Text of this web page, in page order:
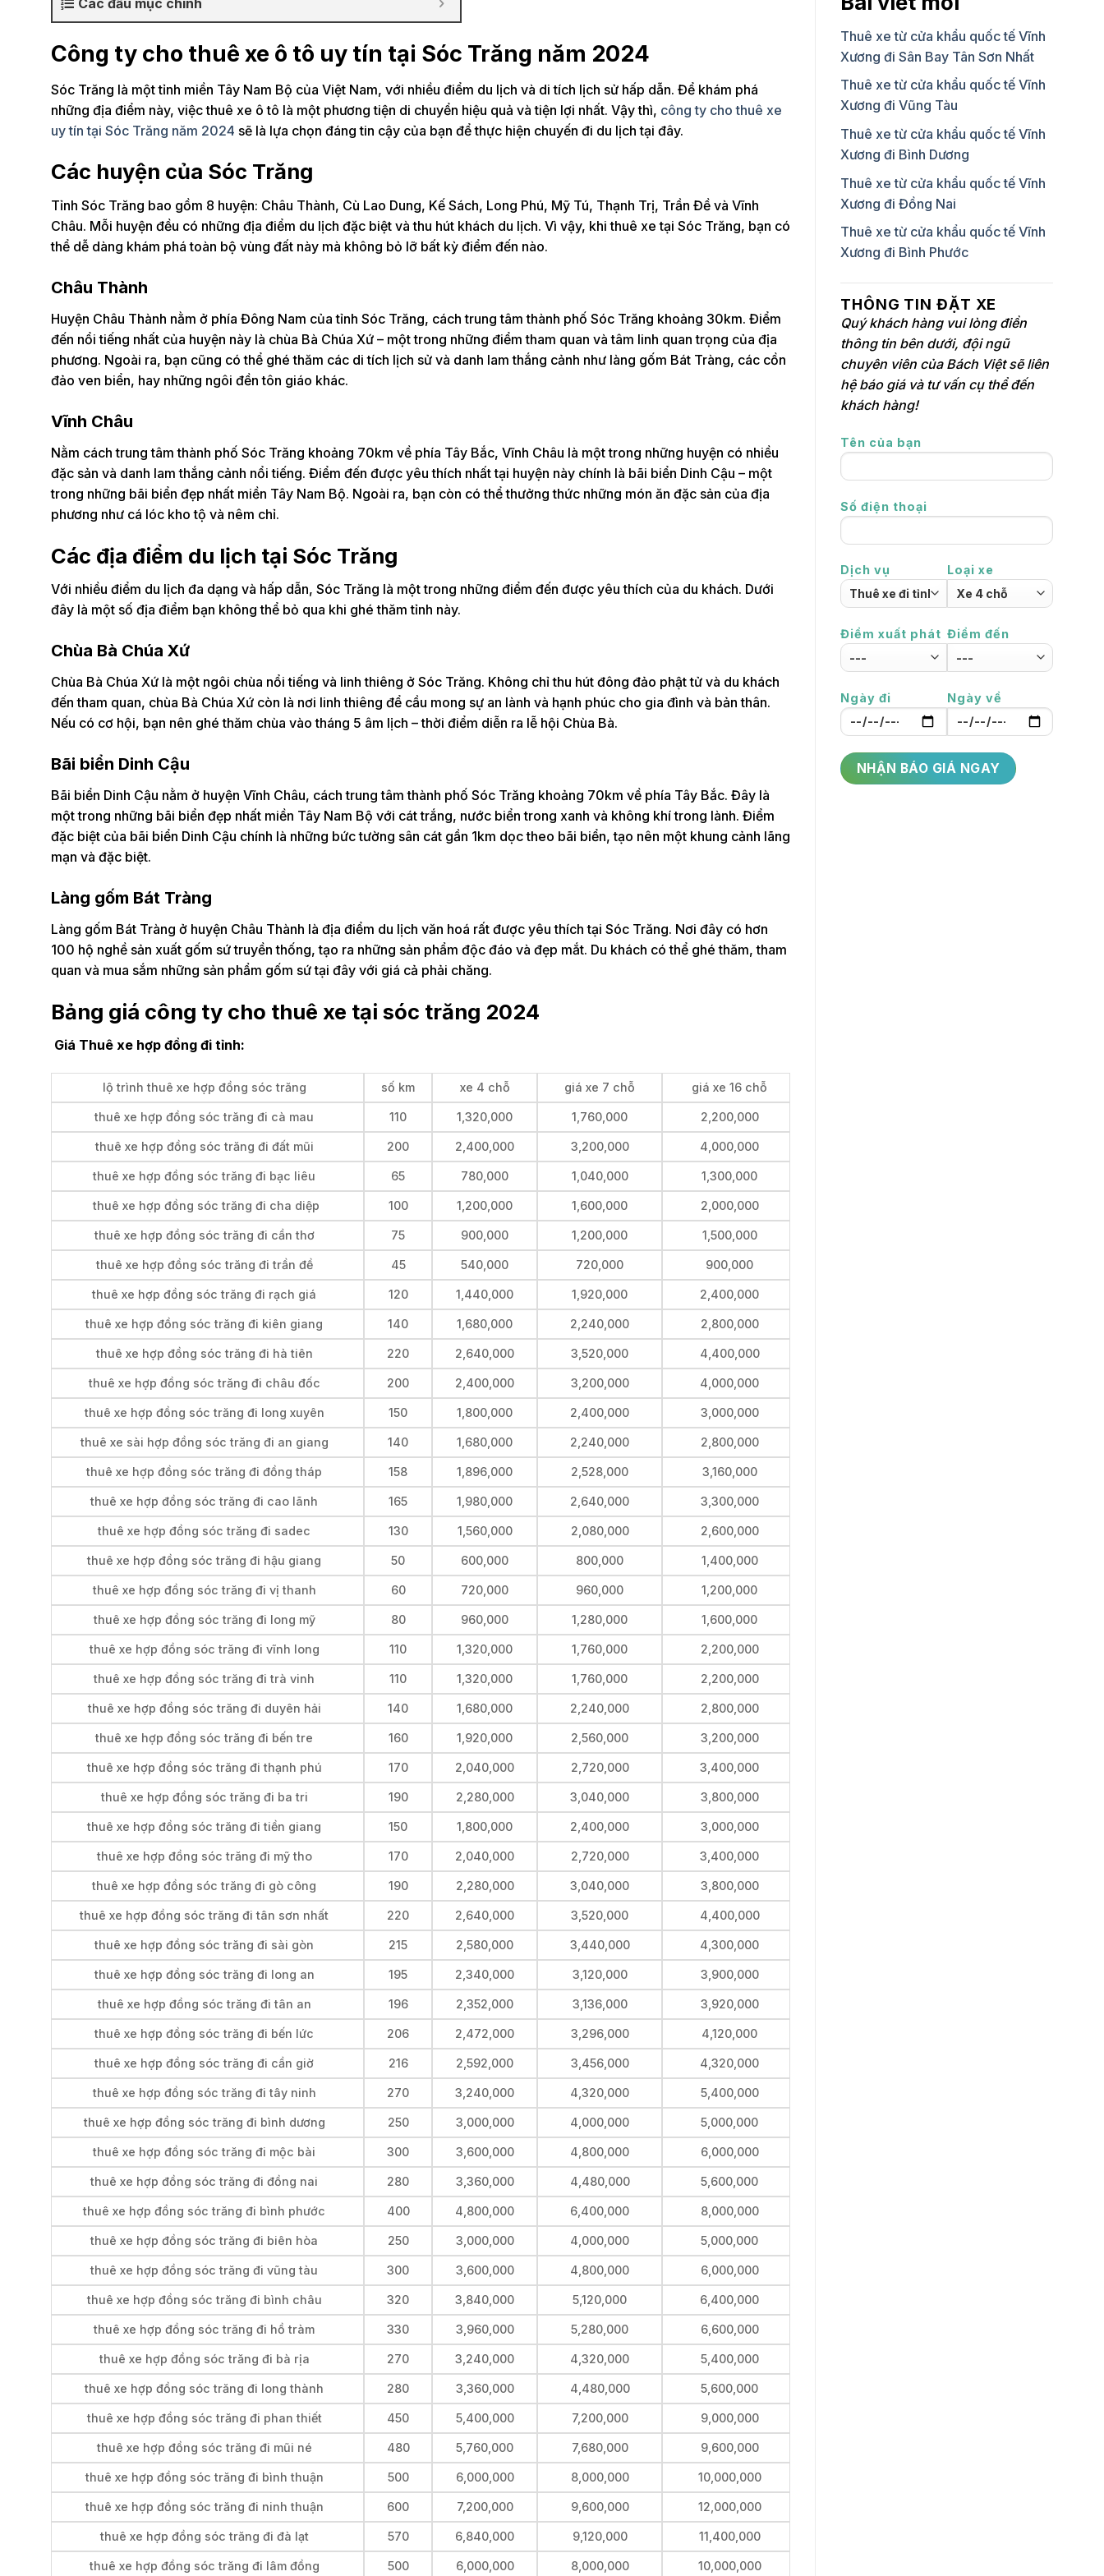
Các đầu mục chính
Công ty cho thuê xe ô tô uy tín tại Sóc Trăng năm 2024
Sóc Trăng là một tỉnh miền Tây Nam Bộ của Việt Nam, với nhiều điểm du lịch và di tích lịch sử hấp dẫn. Để khám phá
những địa điểm này, việc thuê xe ô tô là một phương tiện di chuyển hiệu quả và tiện lợi nhất. Vậy thì, công ty cho thuê xe
uy tín tại Sóc Trăng năm 2024 sẽ là lựa chọn đáng tin cậy của bạn để thực hiện chuyến đi du lịch tại đây.
Các huyện của Sóc Trăng
Tỉnh Sóc Trăng bao gồm 8 huyện: Châu Thành, Cù Lao Dung, Kế Sách, Long Phú, Mỹ Tú, Thạnh Trị, Trần Đề và Vĩnh
Châu. Mỗi huyện đều có những địa điểm du lịch đặc biệt và thu hút khách du lịch. Vì vậy, khi thuê xe tại Sóc Trăng, bạn có
thể dễ dàng khám phá toàn bộ vùng đất này mà không bỏ lỡ bất kỳ điểm đến nào.
Châu Thành
Huyện Châu Thành nằm ở phía Đông Nam của tỉnh Sóc Trăng, cách trung tâm thành phố Sóc Trăng khoảng 30km. Điểm
đến nổi tiếng nhất của huyện này là chùa Bà Chúa Xứ – một trong những điểm tham quan và tâm linh quan trọng của địa
phương. Ngoài ra, bạn cũng có thể ghé thăm các di tích lịch sử và danh lam thắng cảnh như làng gốm Bát Tràng, các cồn
đảo ven biển, hay những ngôi đền tôn giáo khác.
Vĩnh Châu
Nằm cách trung tâm thành phố Sóc Trăng khoảng 70km về phía Tây Bắc, Vĩnh Châu là một trong những huyện có nhiều
đặc sản và danh lam thắng cảnh nổi tiếng. Điểm đến được yêu thích nhất tại huyện này chính là bãi biển Dinh Cậu – một
trong những bãi biển đẹp nhất miền Tây Nam Bộ. Ngoài ra, bạn còn có thể thưởng thức những món ăn đặc sản của địa
phương như cá lóc kho tộ và nêm chỉ.
Các địa điểm du lịch tại Sóc Trăng
Với nhiều điểm du lịch đa dạng và hấp dẫn, Sóc Trăng là một trong những điểm đến được yêu thích của du khách. Dưới
đây là một số địa điểm bạn không thể bỏ qua khi ghé thăm tỉnh này.
Chùa Bà Chúa Xứ
Chùa Bà Chúa Xứ là một ngôi chùa nổi tiếng và linh thiêng ở Sóc Trăng. Không chỉ thu hút đông đảo phật tử và du khách
đến tham quan, chùa Bà Chúa Xứ còn là nơi linh thiêng để cầu mong sự an lành và hạnh phúc cho gia đình và bản thân.
Nếu có cơ hội, bạn nên ghé thăm chùa vào tháng 5 âm lịch – thời điểm diễn ra lễ hội Chùa Bà.
Bãi biển Dinh Cậu
Bãi biển Dinh Cậu nằm ở huyện Vĩnh Châu, cách trung tâm thành phố Sóc Trăng khoảng 70km về phía Tây Bắc. Đây là
một trong những bãi biển đẹp nhất miền Tây Nam Bộ với cát trắng, nước biển trong xanh và không khí trong lành. Điểm
đặc biệt của bãi biển Dinh Cậu chính là những bức tường sân cát gần 1km dọc theo bãi biển, tạo nên một khung cảnh lãng
mạn và đặc biệt.
Làng gốm Bát Tràng
Làng gốm Bát Tràng ở huyện Châu Thành là địa điểm du lịch văn hoá rất được yêu thích tại Sóc Trăng. Nơi đây có hơn
100 hộ nghề sản xuất gốm sứ truyền thống, tạo ra những sản phẩm độc đáo và đẹp mắt. Du khách có thể ghé thăm, tham
quan và mua sắm những sản phẩm gốm sứ tại đây với giá cả phải chăng.
Bảng giá công ty cho thuê xe tại sóc trăng 2024
Giá Thuê xe hợp đồng đi tỉnh:
lộ trình thuê xe hợp đồng sóc trăng số km xe 4 chỗ giá xe 7 chỗ giá xe 16 chỗ
thuê xe hợp đồng sóc trăng đi cà mau 110 1,320,000 1,760,000 2,200,000
thuê xe hợp đồng sóc trăng đi đất mũi 200 2,400,000 3,200,000 4,000,000
thuê xe hợp đồng sóc trăng đi bạc liêu 65 780,000 1,040,000 1,300,000
thuê xe hợp đồng sóc trăng đi cha diệp 100 1,200,000 1,600,000 2,000,000
thuê xe hợp đồng sóc trăng đi cần thơ 75 900,000 1,200,000 1,500,000
thuê xe hợp đồng sóc trăng đi trần đề 45 540,000 720,000 900,000
thuê xe hợp đồng sóc trăng đi rạch giá 120 1,440,000 1,920,000 2,400,000
thuê xe hợp đồng sóc trăng đi kiên giang 140 1,680,000 2,240,000 2,800,000
thuê xe hợp đồng sóc trăng đi hà tiên 220 2,640,000 3,520,000 4,400,000
thuê xe hợp đồng sóc trăng đi châu đốc 200 2,400,000 3,200,000 4,000,000
thuê xe hợp đồng sóc trăng đi long xuyên 150 1,800,000 2,400,000 3,000,000
thuê xe sài hợp đồng sóc trăng đi an giang 140 1,680,000 2,240,000 2,800,000
thuê xe hợp đồng sóc trăng đi đồng tháp 158 1,896,000 2,528,000 3,160,000
thuê xe hợp đồng sóc trăng đi cao lãnh 165 1,980,000 2,640,000 3,300,000
thuê xe hợp đồng sóc trăng đi sadec 130 1,560,000 2,080,000 2,600,000
thuê xe hợp đồng sóc trăng đi hậu giang 50 600,000 800,000 1,400,000
thuê xe hợp đồng sóc trăng đi vị thanh 60 720,000 960,000 1,200,000
thuê xe hợp đồng sóc trăng đi long mỹ 80 960,000 1,280,000 1,600,000
thuê xe hợp đồng sóc trăng đi vĩnh long 110 1,320,000 1,760,000 2,200,000
thuê xe hợp đồng sóc trăng đi trà vinh 110 1,320,000 1,760,000 2,200,000
thuê xe hợp đồng sóc trăng đi duyên hải 140 1,680,000 2,240,000 2,800,000
thuê xe hợp đồng sóc trăng đi bến tre 160 1,920,000 2,560,000 3,200,000
thuê xe hợp đồng sóc trăng đi thạnh phú 170 2,040,000 2,720,000 3,400,000
thuê xe hợp đồng sóc trăng đi ba tri 190 2,280,000 3,040,000 3,800,000
thuê xe hợp đồng sóc trăng đi tiền giang 150 1,800,000 2,400,000 3,000,000
thuê xe hợp đồng sóc trăng đi mỹ tho 170 2,040,000 2,720,000 3,400,000
thuê xe hợp đồng sóc trăng đi gò công 190 2,280,000 3,040,000 3,800,000
thuê xe hợp đồng sóc trăng đi tân sơn nhất 220 2,640,000 3,520,000 4,400,000
thuê xe hợp đồng sóc trăng đi sài gòn 215 2,580,000 3,440,000 4,300,000
thuê xe hợp đồng sóc trăng đi long an 195 2,340,000 3,120,000 3,900,000
thuê xe hợp đồng sóc trăng đi tân an 196 2,352,000 3,136,000 3,920,000
thuê xe hợp đồng sóc trăng đi bến lức 206 2,472,000 3,296,000 4,120,000
thuê xe hợp đồng sóc trăng đi cần giờ 216 2,592,000 3,456,000 4,320,000
thuê xe hợp đồng sóc trăng đi tây ninh 270 3,240,000 4,320,000 5,400,000
thuê xe hợp đồng sóc trăng đi bình dương 250 3,000,000 4,000,000 5,000,000
thuê xe hợp đồng sóc trăng đi mộc bài 300 3,600,000 4,800,000 6,000,000
thuê xe hợp đồng sóc trăng đi đồng nai 280 3,360,000 4,480,000 5,600,000
thuê xe hợp đồng sóc trăng đi bình phước 400 4,800,000 6,400,000 8,000,000
thuê xe hợp đồng sóc trăng đi biên hòa 250 3,000,000 4,000,000 5,000,000
thuê xe hợp đồng sóc trăng đi vũng tàu 300 3,600,000 4,800,000 6,000,000
thuê xe hợp đồng sóc trăng đi bình châu 320 3,840,000 5,120,000 6,400,000
thuê xe hợp đồng sóc trăng đi hồ tràm 330 3,960,000 5,280,000 6,600,000
thuê xe hợp đồng sóc trăng đi bà rịa 270 3,240,000 4,320,000 5,400,000
thuê xe hợp đồng sóc trăng đi long thành 280 3,360,000 4,480,000 5,600,000
thuê xe hợp đồng sóc trăng đi phan thiết 450 5,400,000 7,200,000 9,000,000
thuê xe hợp đồng sóc trăng đi mũi né 480 5,760,000 7,680,000 9,600,000
thuê xe hợp đồng sóc trăng đi bình thuận 500 6,000,000 8,000,000 10,000,000
thuê xe hợp đồng sóc trăng đi ninh thuận 600 7,200,000 9,600,000 12,000,000
thuê xe hợp đồng sóc trăng đi đà lạt 570 6,840,000 9,120,000 11,400,000
thuê xe hợp đồng sóc trăng đi lâm đồng 500 6,000,000 8,000,000 10,000,000
Thuê xe từ cửa khẩu quốc tế Vĩnh
Xương đi Sân Bay Tân Sơn Nhất
Thuê xe từ cửa khẩu quốc tế Vĩnh
Xương đi Vũng Tàu
Thuê xe từ cửa khẩu quốc tế Vĩnh
Xương đi Bình Dương
Thuê xe từ cửa khẩu quốc tế Vĩnh
Xương đi Đồng Nai
Thuê xe từ cửa khẩu quốc tế Vĩnh
Xương đi Bình Phước
THÔNG TIN ĐẶT XE
Quý khách hàng vui lòng điền
thông tin bên dưới, đội ngũ
chuyên viên của Bách Việt sẽ liên
hệ báo giá và tư vấn cụ thể đến
khách hàng!
Tên của bạn
Số điện thoại
Dịch vụ Loại xe
Điểm xuất phát Điểm đến
Ngày đi Ngày về